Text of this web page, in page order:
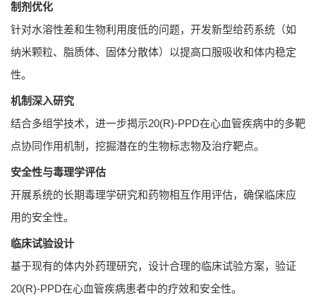
制剂优化
针对水溶性差和生物利用度低的问题，开发新型给药系统（如
纳米颗粒、脂质体、固体分散体）以提高口服吸收和体内稳定
性。
机制深入研究
结合多组学技术，进一步揭示20(R)-PPD在心血管疾病中的多靶
点协同作用机制，挖掘潜在的生物标志物及治疗靶点。
安全性与毒理学评估
开展系统的长期毒理学研究和药物相互作用评估，确保临床应
用的安全性。
临床试验设计
基于现有的体内外药理研究，设计合理的临床试验方案，验证
20(R)-PPD在心血管疾病患者中的疗效和安全性。